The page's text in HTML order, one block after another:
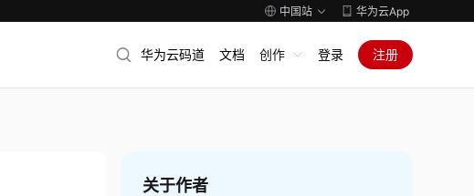
中国站 华为云App
华为云码道 文档 创作 登录 注册
关于作者